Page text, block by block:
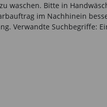
Bitte in
im Nachhinein
Verwandte Suchbegriffe: